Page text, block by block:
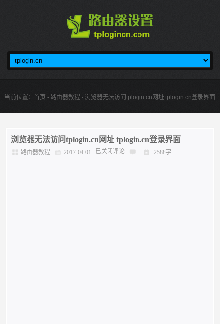
当前位置： 首页 - 路由器教程 - 浏览器无法访问tplogin.cn网址 tplogin.cn登录界面
浏览器无法访问tplogin.cn网址 tplogin.cn登录界面
路由器教程 2017-04-01 已关闭评论 2588字